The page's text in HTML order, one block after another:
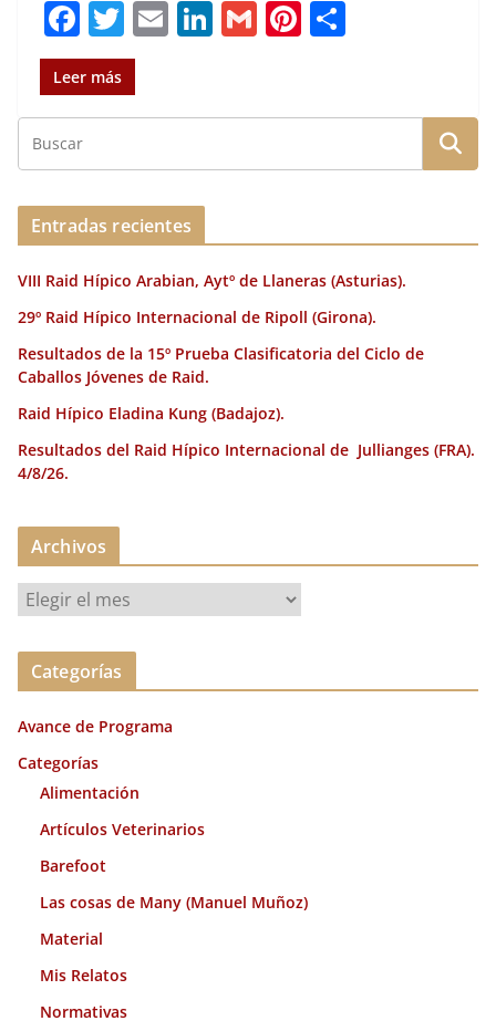
F
a
c
e
b
o
o
k
T
w
it
te
r
E
l
Li
e
dI
G
l
Pi
re
st
p
a
ir
Leer más
Entradas recientes
VIII Raid Hípico Arabian, Aytº de Llaneras (Asturias).
29º Raid Hípico Internacional de Ripoll (Girona).
Resultados de la 15º Prueba Clasificatoria del Ciclo de
Caballos Jóvenes de Raid.
Raid Hípico Eladina Kung (Badajoz).
Resultados del Raid Hípico Internacional de Jullianges (FRA).
4/8/26.
Archivos
c
v
o
Categorías
Avance de Programa
Categorías
Alimentación
Artículos Veterinarios
Barefoot
Las cosas de Many (Manuel Muñoz)
Material
Mis Relatos
Normativas